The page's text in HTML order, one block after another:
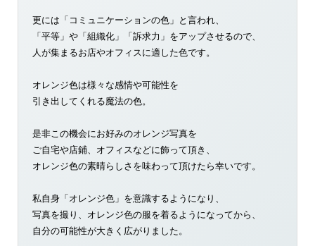
更には「コミュニケーションの色」と言われ、
「平等」や「組織化」「訴求力」をアップさせるので、
人が集まるお店やオフィスに適した色です。
オレンジ色は様々な感情や可能性を
引き出してくれる魔法の色。
是非この機会にお好みのオレンジ写真を
ご自宅や店鋪、オフィスなどに飾って頂き、
オレンジ色の素晴らしさを味わって頂けたら幸いです。
私自身「オレンジ色」を意識するようになり、
写真を撮り、オレンジ色の服を着るようになってから、
自分の可能性が大きく広がりました。